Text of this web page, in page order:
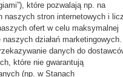
które pozwalają np. na
naszych stron internetowych i
ofert w celu maksymalnej
działań marketingowych.
danych do
które nie gwarantują
(np. w Stanach